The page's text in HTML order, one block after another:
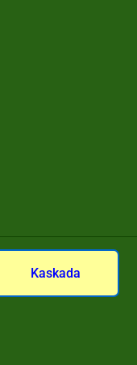
Kaskada